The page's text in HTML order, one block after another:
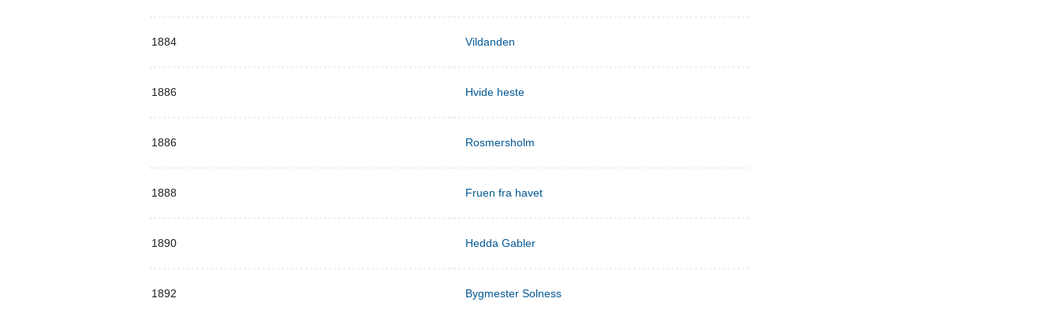
1884 Vildanden
1886 Hvide heste
1886 Rosmersholm
1888 Fruen fra havet
1890 Hedda Gabler
1892 Bygmester Solness